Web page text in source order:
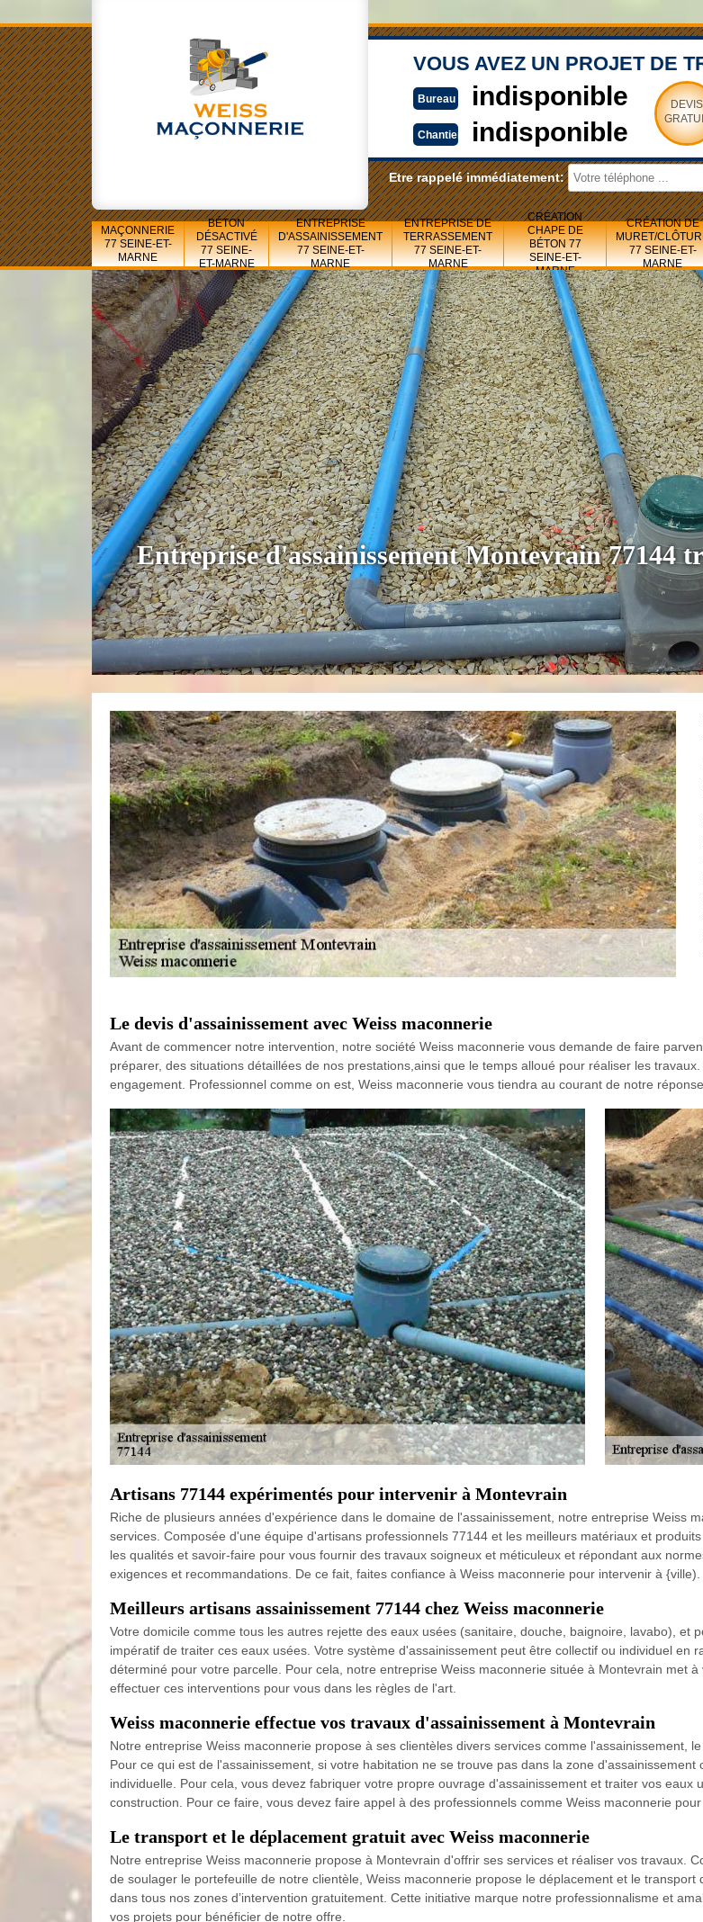
VOUS AVEZ UN PROJET DE
Bureau indisponible
Chantier indisponible
DEVIS
Etre rappelé immédiatement:
MAÇONNERIE
77 SEINE-ET-
MARNE
BÉTON
DÉSACTIVÉ
77 SEINE-
ET-MARNE
ENTREPRISE
D'ASSAINISSEMENT
77 SEINE-ET-
MARNE
ENTREPRISE DE
TERRASSEMENT
77 SEINE-ET-
MARNE
CRÉATION
CHAPE DE
BÉTON 77
SEINE-ET-
MARNE
CRÉATION DE
MURET/
77 SEINE-ET-
MARNE
Entreprise d'assainissement Montevrain 77144
Le devis d'assainissement avec Weiss maconnerie
Avant de commencer notre intervention, notre société Weiss maconnerie vous demande de faire
préparer, des situations détaillées de nos prestations,ainsi que le temps alloué pour réaliser les
engagement. Professionnel comme on est, Weiss maconnerie vous tiendra au courant de notre
Artisans 77144 expérimentés pour intervenir à Montevrain
Riche de plusieurs années d'expérience dans le domaine de l'assainissement, notre entreprise Weiss
services. Composée d'une équipe d'artisans professionnels 77144 et les meilleurs matériaux et
les qualités et savoir-faire pour vous fournir des travaux soigneux et méticuleux et répondant aux
exigences et recommandations. De ce fait, faites confiance à Weiss maconnerie pour intervenir à {ville).
Meilleurs artisans assainissement 77144 chez Weiss maconnerie
Votre domicile comme tous les autres rejette des eaux usées (sanitaire, douche, baignoire, lavabo), et
impératif de traiter ces eaux usées. Votre système d'assainissement peut être collectif ou individuel
déterminé pour votre parcelle. Pour cela, notre entreprise Weiss maconnerie située à Montevrain met
effectuer ces interventions pour vous dans les règles de l'art.
Weiss maconnerie effectue vos travaux d'assainissement à Montevrain
Notre entreprise Weiss maconnerie propose à ses clientèles divers services comme l'assainissement,
Pour ce qui est de l'assainissement, si votre habitation ne se trouve pas dans la zone
individuelle. Pour cela, vous devez fabriquer votre propre ouvrage d'assainissement et traiter vos
construction. Pour ce faire, vous devez faire appel à des professionnels comme Weiss maconnerie
Le transport et le déplacement gratuit avec Weiss maconnerie
Notre entreprise Weiss maconnerie propose à Montevrain d'offrir ses services et réaliser vos travaux.
de soulager le portefeuille de notre clientèle, Weiss maconnerie propose le déplacement et le
dans tous nos zones d’intervention gratuitement. Cette initiative marque notre professionnalisme et
vos projets pour bénéficier de notre offre.